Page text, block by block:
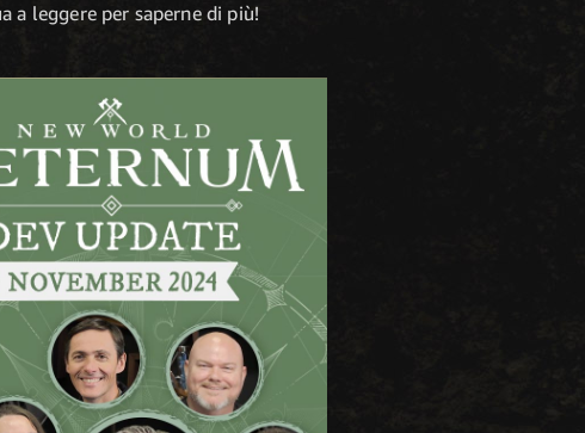
a leggere per saperne di più!